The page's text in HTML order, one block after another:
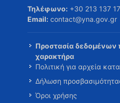
Τηλέφωνο: +30 213 137
Email: contact@yna.gov.gr
Προστασία δεδομένων
χαρακτήρα
Πολιτική για αρχεία
Δήλωση
Όροι χρήσης